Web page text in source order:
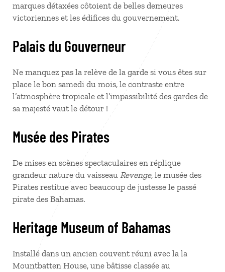
marques détaxées côtoient de belles demeures
victoriennes et les édifices du gouvernement.
Palais du Gouverneur
Ne manquez pas la relève de la garde si vous êtes sur
place le bon samedi du mois, le contraste entre
l’atmosphère tropicale et l’impassibilité des gardes de
sa majesté vaut le détour !
Musée des Pirates
De mises en scènes spectaculaires en réplique
grandeur nature du vaisseau Revenge, le musée des
Pirates restitue avec beaucoup de justesse le passé
pirate des Bahamas.
Heritage Museum of Bahamas
Installé dans un ancien couvent réuni avec la la
Mountbatten House, une bâtisse classée au